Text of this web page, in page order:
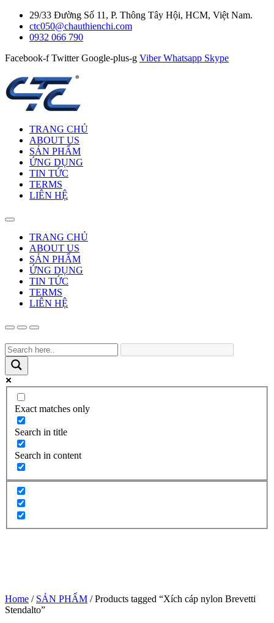
29/33 Đường Số 11, P. Thông Tây Hội, HCM, Việt Nam.
ctc050@chauthienchi.com
0932 066 790
Facebook-f Twitter Google-plus-g Viber Whatsapp Skype
TRANG CHỦ
ABOUT US
SẢN PHẨM
ỨNG DỤNG
TIN TỨC
TERMS
LIÊN HỆ
TRANG CHỦ
ABOUT US
SẢN PHẨM
ỨNG DỤNG
TIN TỨC
TERMS
LIÊN HỆ
Exact matches only
Search in title
Search in content
Home / SẢN PHẨM / Products tagged “Xích cáp nylon Brevetti
Stendalto”